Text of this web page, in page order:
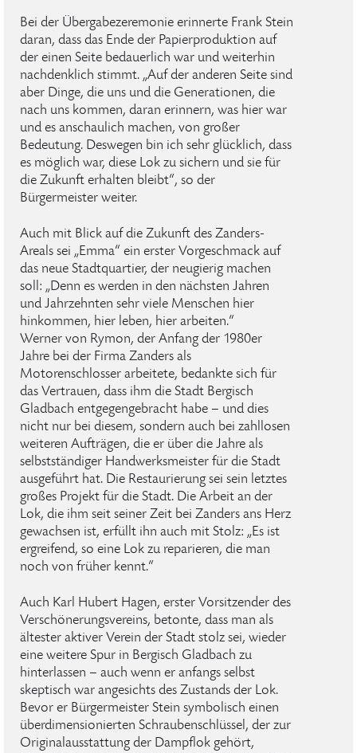
Bei der Übergabezeremonie erinnerte Frank Stein
daran, dass das Ende der Papierproduktion auf
der einen Seite bedauerlich war und weiterhin
nachdenklich stimmt. „Auf der anderen Seite sind
aber Dinge, die uns und die Generationen, die
nach uns kommen, daran erinnern, was hier war
und es anschaulich machen, von großer
Bedeutung. Deswegen bin ich sehr glücklich, dass
es möglich war, diese Lok zu sichern und sie für
die Zukunft erhalten bleibt“, so der
Bürgermeister weiter.
Auch mit Blick auf die Zukunft des Zanders-
Areals sei „Emma“ ein erster Vorgeschmack auf
das neue Stadtquartier, der neugierig machen
soll: „Denn es werden in den nächsten Jahren
und Jahrzehnten sehr viele Menschen hier
hinkommen, hier leben, hier arbeiten.“
Werner von Rymon, der Anfang der 1980er
Jahre bei der Firma Zanders als
Motorenschlosser arbeitete, bedankte sich für
das Vertrauen, dass ihm die Stadt Bergisch
Gladbach entgegengebracht habe – und dies
nicht nur bei diesem, sondern auch bei zahllosen
weiteren Aufträgen, die er über die Jahre als
selbstständiger Handwerksmeister für die Stadt
ausgeführt hat. Die Restaurierung sei sein letztes
großes Projekt für die Stadt. Die Arbeit an der
Lok, die ihm seit seiner Zeit bei Zanders ans Herz
gewachsen ist, erfüllt ihn auch mit Stolz: „Es ist
ergreifend, so eine Lok zu reparieren, die man
noch von früher kennt.“
Auch Karl Hubert Hagen, erster Vorsitzender des
Verschönerungsvereins, betonte, dass man als
ältester aktiver Verein der Stadt stolz sei, wieder
eine weitere Spur in Bergisch Gladbach zu
hinterlassen – auch wenn er anfangs selbst
skeptisch war angesichts des Zustands der Lok.
Bevor er Bürgermeister Stein symbolisch einen
überdimensionierten Schraubenschlüssel, der zur
Originalausstattung der Dampflok gehört,